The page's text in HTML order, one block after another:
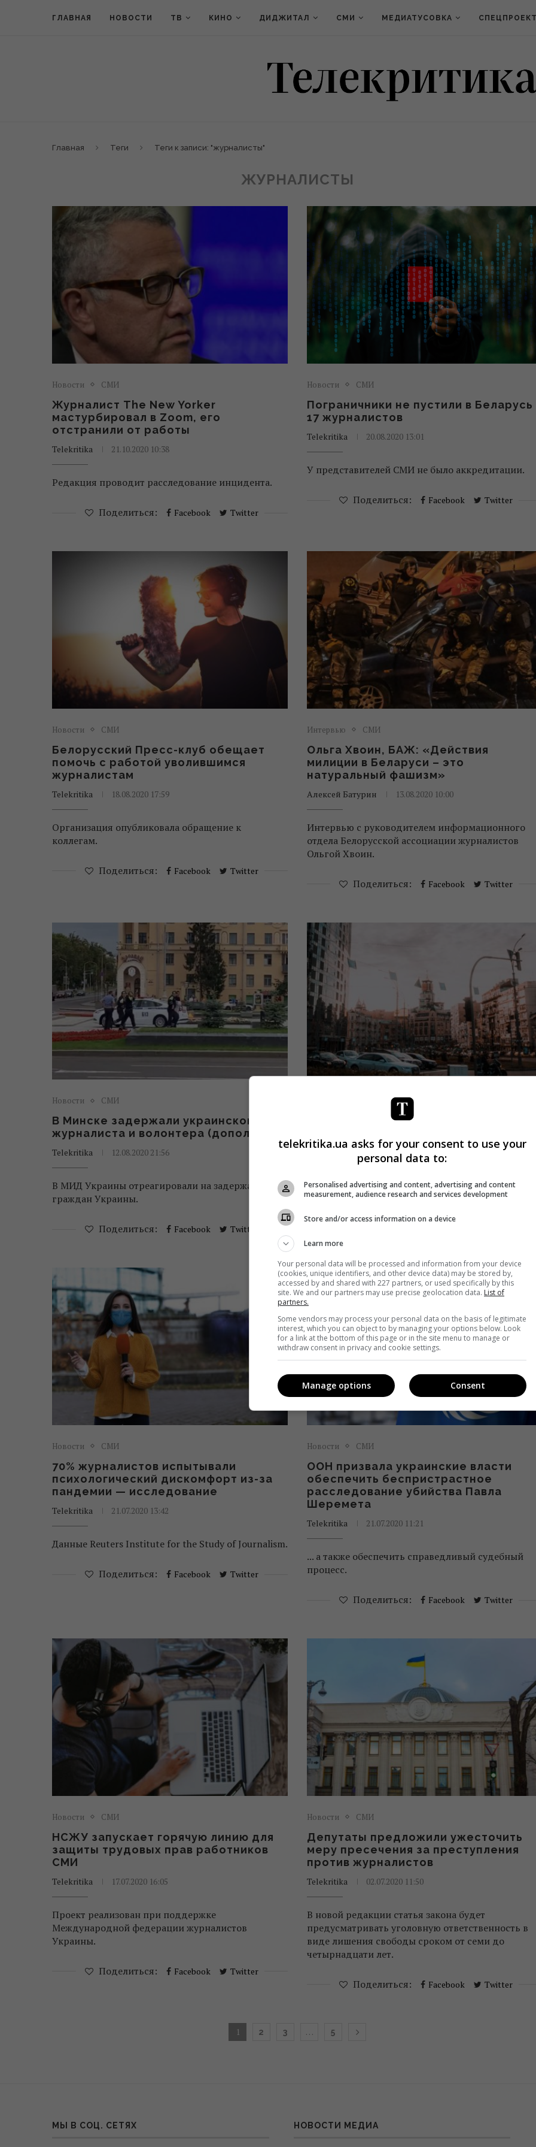
ГЛАВНАЯ НОВОСТИ ТВ КИНО ДИДЖИТАЛ СМИ МЕДИАТУСОВКА
Главная Теги Теги к записи: "журналисты"
ЖУРНАЛИСТЫ
Новости СМИ
Журналист The New Yorker
мастурбировал в Zoom, его
отстранили от работы
Telekritika 21.10.2020 10:38
Редакция проводит расследование инцидента.
Поделиться: Facebook Twitter
Новости СМИ
Пограничники не пустили в Беларусь
17 журналистов
Telekritika 20.08.2020 13:01
У представителей СМИ не было аккредитации.
Поделиться: Facebook Twitter
Новости СМИ
Белорусский Пресс-клуб обещает
помочь с работой уволившимся
журналистам
Telekritika 18.08.2020 17:59
Организация опубликовала обращение к
коллегам.
Поделиться: Facebook Twitter
Интервью СМИ
Ольга Хвоин, БАЖ: «Действия
милиции в Беларуси – это
натуральный фашизм»
Алексей Батурин 13.08.2020 10:00
Интервью с руководителем информационного
отдела Белорусской ассоциации журналистов
Ольгой Хвоин.
Поделиться: Facebook Twitter
Новости СМИ
В Минске задержали украинского
журналиста и волонтера (дополнено)
Telekritika 12.08.2020 21:56
В МИД Украины отреагировали на задержание
граждан Украины.
Поделиться: Facebook Twitter
Одна из площадей Киева названа в
30.07.2020 18:31
По решению Киевского городского совета.
Поделиться: Facebook
Новости СМИ
70% журналистов испытывали
психологический дискомфорт из-за
пандемии — исследование
Telekritika 21.07.2020 13:42
Данные Reuters Institute for the Study of Journalism.
Поделиться: Facebook Twitter
Новости СМИ
ООН призвала украинские власти
обеспечить беспристрастное
расследование убийства Павла
Шеремета
Telekritika 21.07.2020 11:21
... а также обеспечить справедливый судебный
процесс.
Поделиться: Facebook Twitter
Новости СМИ
НСЖУ запускает горячую линию для
защиты трудовых прав работников
СМИ
Telekritika 17.07.2020 16:05
Проект реализован при поддержке
Международной федерации журналистов
Украины.
Поделиться: Facebook Twitter
Новости СМИ
Депутаты предложили ужесточить
меру пресечения за преступления
против журналистов
Telekritika 02.07.2020 11:50
В новой редакции статья закона будет
предусматривать уголовную ответственность в
виде лишения свободы сроком от семи до
четырнадцати лет.
Поделиться: Facebook Twitter
1 2 3 … 5
МЫ В СОЦ. СЕТЯХ НОВОСТИ МЕДИА
telekritika.ua asks for your consent to use your
personal data to:
Personalised advertising and content, advertising and content
measurement, audience research and services development
Store and/or access information on a device
Learn more
Your personal data will be processed and information from your device
(cookies, unique identifiers, and other device data) may be stored by,
accessed by and shared with 227 partners, or used specifically by this
site. We and our partners may use precise geolocation data. List of
partners.
Some vendors may process your personal data on the basis of legitimate
interest, which you can object to by managing your options below. Look
for a link at the bottom of this page or in the site menu to manage or
withdraw consent in privacy and cookie settings.
Consent
Manage options